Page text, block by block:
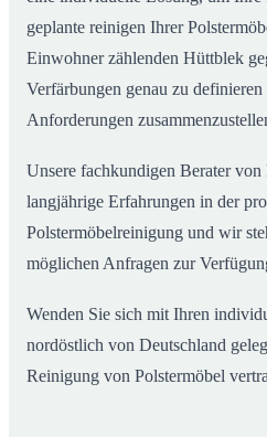
geplante reinigen Ihrer
Einwohner zählenden Hüttblek
Verfärbungen genau zu
Anforderungen
Unsere fachkundigen Berater von
langjährige Erfahrungen in der
Polstermöbelreinigung und wir
möglichen Anfragen zur
Wenden Sie sich mit Ihren
nordöstlich von Deutschland
Reinigung von Polstermöbel